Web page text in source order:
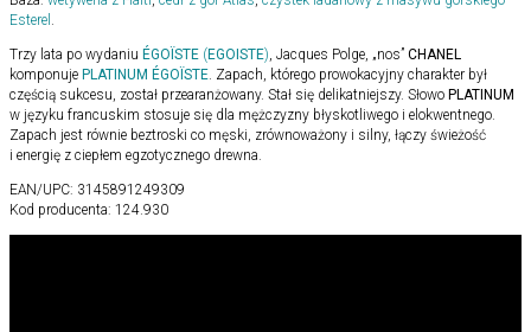
Esterel
Trzy lata po wydaniu ÉGOÏSTE (EGOISTE) , Jacques Polge, „nos” CHANEL
komponuje PLATINUM ÉGOÏSTE . Zapach, którego prowokacyjny charakter był
częścią sukcesu, został przearanżowany. Stał się delikatniejszy. Słowo PLATINUM
w języku francuskim stosuje się dla mężczyzny błyskotliwego i elokwentnego.
Zapach jest równie beztroski co męski, zrównoważony i silny, łączy świeżość
i energię z ciepłem egzotycznego drewna.
EAN/UPC: 3145891249309
Kod producenta: 124.930